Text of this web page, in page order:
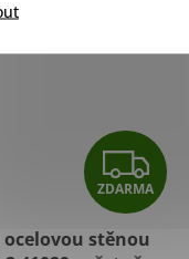
Z
D
ZDARMA
stěnou